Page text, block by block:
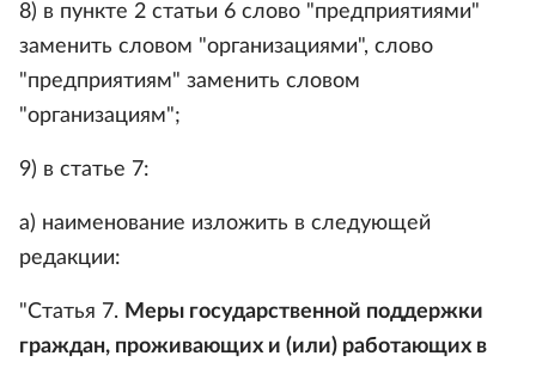
8) в пункте 2 статьи 6 слово "предприятиями"
заменить словом "организациями", слово
"предприятиям" заменить словом
"организациям";
9) в статье 7:
а) наименование изложить в следующей
редакции:
"Статья 7. Меры государственной поддержки
граждан, проживающих и (или) работающих в